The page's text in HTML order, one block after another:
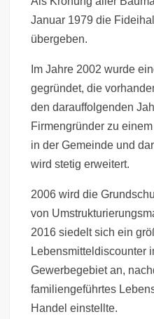
Januar 1979 die
übergeben.
Im Jahre 2002 wurde
gegründet, die
den darauffolgenden
Firmengründer zu
in der Gemeinde und
wird stetig erweitert.
2006 wird die
von
2016 siedelt sich ein
Lebensmitteldiscounter
Gewerbegebiet an,
familiengeführtes
Handel einstellte.